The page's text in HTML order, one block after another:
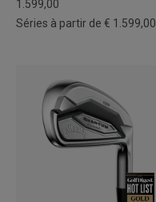
1.599,00
Séries à partir de € 1.599,00